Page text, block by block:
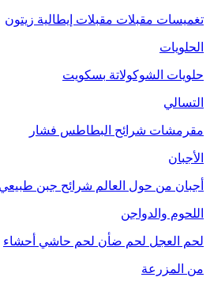
تغميسات مقبلات مقبلات إيطالية زيتون
الحلويات
حلويات الشوكولاتة بسكويت
التسالي
مقرمشات شرائح البطاطس فشار
الأجبان
أجبان من حول العالم شرائح جبن طبيعي
اللحوم والدواجن
لحم العجل لحم ضأن لحم حاشي أحشاء
من المزرعة